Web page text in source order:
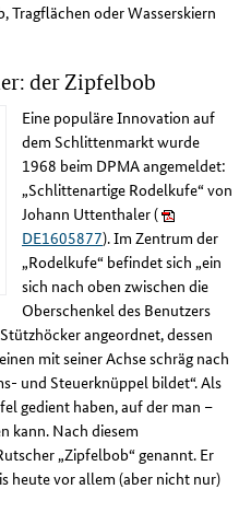
Tragflächen oder Wasserskiern
der Zipfelbob
Eine populäre Innovation auf
dem Schlittenmarkt wurde
1968 beim DPMA angemeldet:
„Schlittenartige Rodelkufe“ von
Johann Uttenthaler (
DE1605877). Im Zentrum der
„Rodelkufe“ befindet sich „ein
sich nach oben zwischen die
Oberschenkel des Benutzers
angeordnet, dessen
mit seiner Achse schräg nach
und Steuerknüppel bildet“. Als
gedient haben, auf der man –
kann. Nach diesem
„Zipfelbob“ genannt. Er
heute vor allem (aber nicht nur)